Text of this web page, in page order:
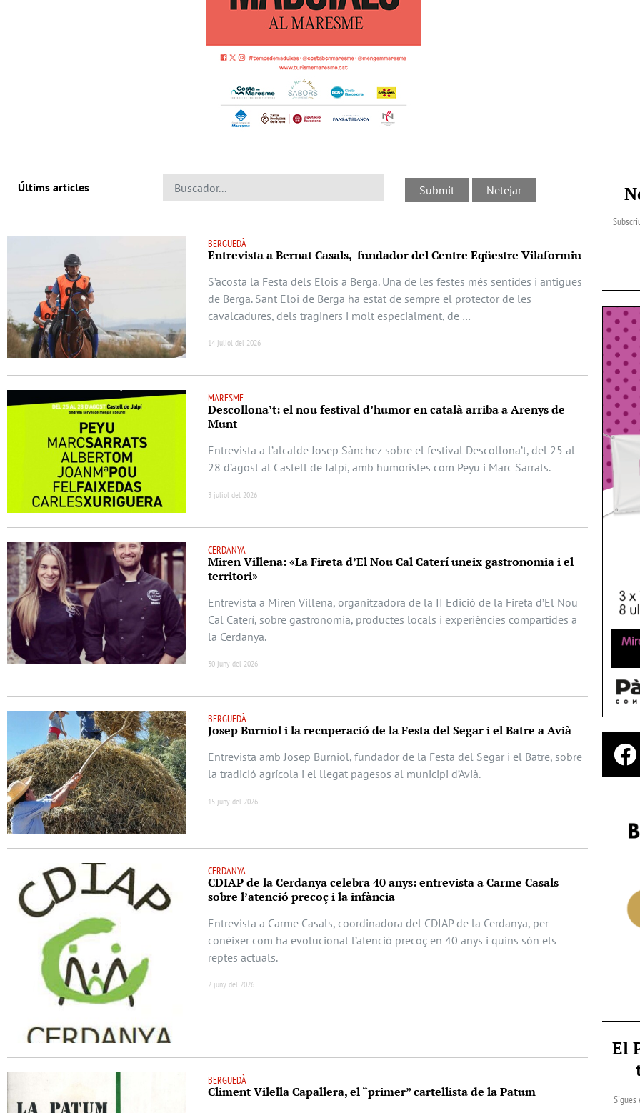
Últims artícles
BERGUEDÀ
Entrevista a Bernat Casals, fundador del Centre Eqüestre Vilaformiu
S’acosta la Festa dels Elois a Berga. Una de les festes més sentides i antigues
de Berga. Sant Eloi de Berga ha estat de sempre el protector de les
cavalcadures, dels traginers i molt especialment, de …
14 juliol del 2026
MARESME
Descollona’t: el nou festival d’humor en català arriba a Arenys de
Munt
Entrevista a l’alcalde Josep Sànchez sobre el festival Descollona’t, del 25 al
28 d’agost al Castell de Jalpí, amb humoristes com Peyu i Marc Sarrats.
3 juliol del 2026
CERDANYA
Miren Villena: «La Fireta d’El Nou Cal Caterí uneix gastronomia i el
territori»
Entrevista a Miren Villena, organitzadora de la II Edició de la Fireta d’El Nou
Cal Caterí, sobre gastronomia, productes locals i experiències compartides a
la Cerdanya.
30 juny del 2026
BERGUEDÀ
Josep Burniol i la recuperació de la Festa del Segar i el Batre a Avià
Entrevista amb Josep Burniol, fundador de la Festa del Segar i el Batre, sobre
la tradició agrícola i el llegat pagesos al municipi d’Avià.
15 juny del 2026
CERDANYA
CDIAP de la Cerdanya celebra 40 anys: entrevista a Carme Casals
sobre l’atenció precoç i la infància
Entrevista a Carme Casals, coordinadora del CDIAP de la Cerdanya, per
conèixer com ha evolucionat l’atenció precoç en 40 anys i quins són els
reptes actuals.
2 juny del 2026
BERGUEDÀ
Climent Vilella Capallera, el “primer” cartellista de la Patum
El